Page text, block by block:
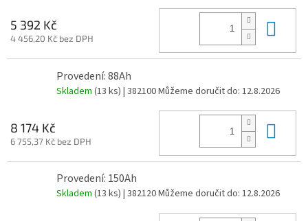
5 392 Kč
4 456,20 Kč bez DPH
Provedení: 88Ah
Skladem (13 ks) | 382100Můžeme doručit do: 12.8.2026
8 174 Kč
6 755,37 Kč bez DPH
Provedení: 150Ah
Skladem (13 ks) | 382120Můžeme doručit do: 12.8.2026